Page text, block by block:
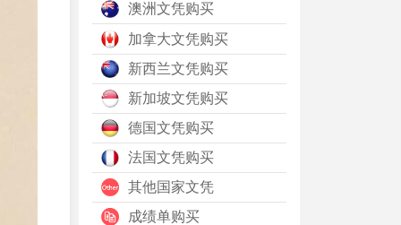
澳洲文凭购买
加拿大文凭购买
新西兰文凭购买
新加坡文凭购买
德国文凭购买
法国文凭购买
其他国家文凭
成绩单购买